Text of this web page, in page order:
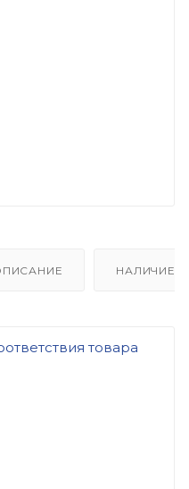
НАЛИЧИЕ
товара